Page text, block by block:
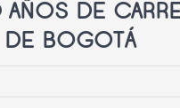
DE
BOGOTÁ